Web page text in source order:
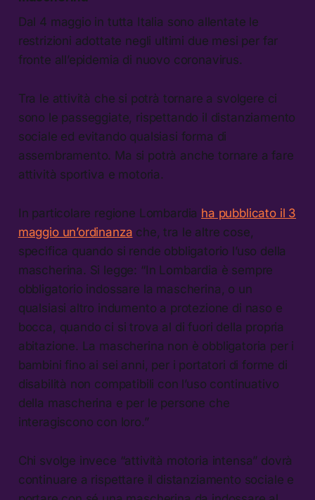
Dal 4 maggio in tutta Italia sono allentate le
restrizioni adottate negli ultimi due mesi per far
fronte all’epidemia di nuovo coronavirus.
Tra le attività che si potrà tornare a svolgere ci
sono le passeggiate, rispettando il distanziamento
sociale ed evitando qualsiasi forma di
assembramento. Ma si potrà anche tornare a fare
attività sportiva e motoria.
In particolare regione Lombardia ha pubblicato il 3
maggio un’ordinanza che, tra le altre cose,
specifica quando si rende obbligatorio l’uso della
mascherina. Si legge: “In Lombardia è sempre
obbligatorio indossare la mascherina, o un
qualsiasi altro indumento a protezione di naso e
bocca, quando ci si trova al di fuori della propria
abitazione. La mascherina non è obbligatoria per i
bambini fino ai sei anni, per i portatori di forme di
disabilità non compatibili con l’uso continuativo
della mascherina e per le persone che
interagiscono con loro.”
Chi svolge invece “attività motoria intensa” dovrà
continuare a rispettare il distanziamento sociale e